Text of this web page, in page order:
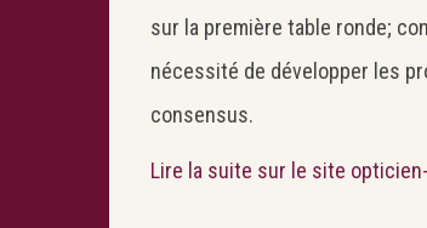
sur la première table ronde;
nécessité de développer les
consensus.
Lire la suite sur le site